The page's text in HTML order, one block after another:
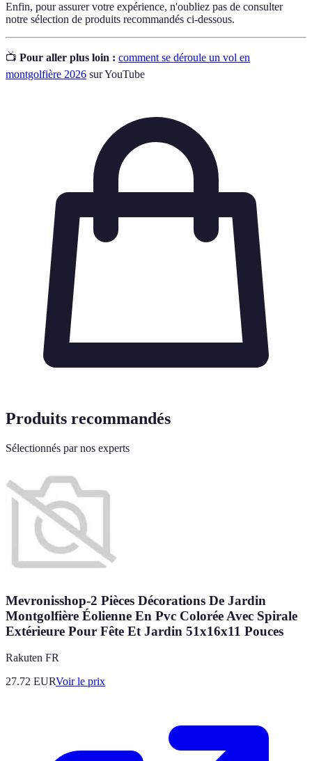
Enfin, pour assurer votre expérience, n'oubliez pas de consulter
notre sélection de produits recommandés ci-dessous.
📺 Pour aller plus loin : comment se déroule un vol en
montgolfière 2026 sur YouTube
Produits recommandés
Sélectionnés par nos experts
Mevronisshop-2 Pièces Décorations De Jardin
Montgolfière Éolienne En Pvc Colorée Avec Spirale
Extérieure Pour Fête Et Jardin 51x16x11 Pouces
Rakuten FR
27.72 EURVoir le prix